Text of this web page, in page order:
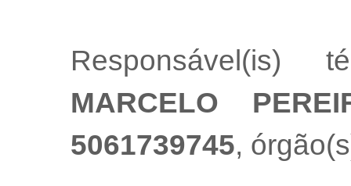
Responsável(is)
MARCELO
5061739745,